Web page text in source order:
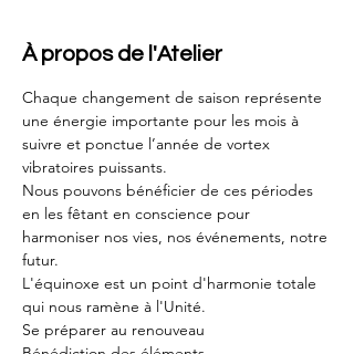
À propos de l'Atelier
Chaque changement de saison représente
une énergie importante pour les mois à
suivre et ponctue l’année de vortex
vibratoires puissants.
Nous pouvons bénéficier de ces périodes
en les fêtant en conscience pour
harmoniser nos vies, nos événements, notre
futur.
L'équinoxe est un point d'harmonie totale
qui nous ramène à l'Unité.
Se préparer au renouveau